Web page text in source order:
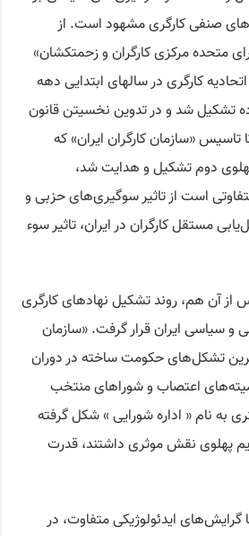
صنفی کارگری مشهود است. از
متحده مرکزی کارگران و زحمتکشان»
کارگری در سالهای ابتدایی دهه
تشکیل شد و در تدوین نخسیتن قانون
تاسیس «سازمان کارگران ایران» که
دوم تشکیل و هدایت شد،
است از تاثیر سوگیری‌های حزبی و
مستقل کارگران در ایران، تاثیر سوء
انقلاب ۵۷ و پس از آن هم، روند تشکیل نهادهای کارگری
و سیاسی ایران قرار گرفت. «سازمان
تشکل‌های حکومت ساخته در دوران
اعتصاب و شوراهای منتخب
به نام « اداره شورایی » شکل گرفته
پهلوی نقش موثری داشتند، قدرت
گرایش‌های ایدئولوژیکی متفاوت، در